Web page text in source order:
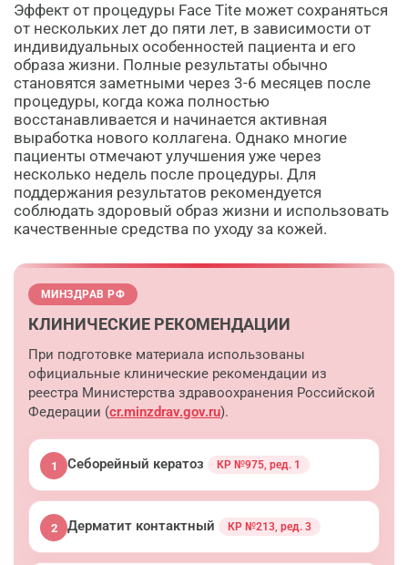
Эффект от процедуры Face Tite может сохраняться
от нескольких лет до пяти лет, в зависимости от
индивидуальных особенностей пациента и его
образа жизни. Полные результаты обычно
становятся заметными через 3-6 месяцев после
процедуры, когда кожа полностью
восстанавливается и начинается активная
выработка нового коллагена. Однако многие
пациенты отмечают улучшения уже через
несколько недель после процедуры. Для
поддержания результатов рекомендуется
соблюдать здоровый образ жизни и использовать
качественные средства по уходу за кожей.
МИНЗДРАВ РФ
КЛИНИЧЕСКИЕ РЕКОМЕНДАЦИИ
При подготовке материала использованы
официальные клинические рекомендации из
реестра Министерства здравоохранения Российской
Федерации (cr.minzdrav.gov.ru).
1 Себорейный кератоз КР №975, ред. 1
2 Дерматит контактный КР №213, ред. 3